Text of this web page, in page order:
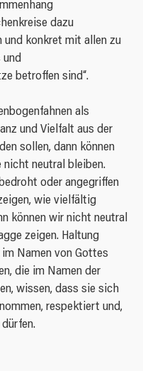
dazu
und konkret mit allen zu
und
betroffen sind“.
als
und Vielfalt aus der
sollen, dann können
neutral bleiben.
oder angegriffen
wie vielfältig
können wir nicht neutral
zeigen. Haltung
Namen von Gottes
die im Namen der
wissen, dass sie sich
respektiert und,